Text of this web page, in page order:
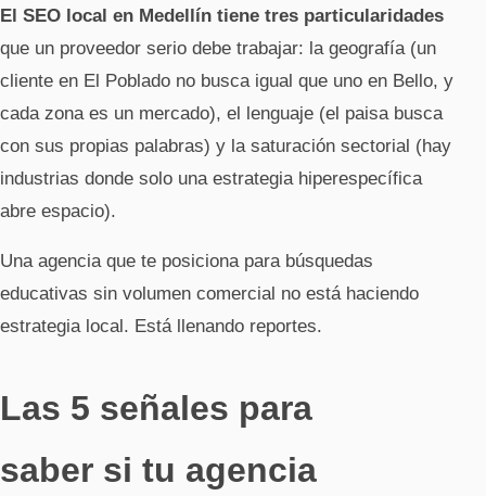
El SEO local en Medellín tiene tres particularidades
que un proveedor serio debe trabajar: la geografía (un
cliente en El Poblado no busca igual que uno en Bello, y
cada zona es un mercado), el lenguaje (el paisa busca
con sus propias palabras) y la saturación sectorial (hay
industrias donde solo una estrategia hiperespecífica
abre espacio).
Una agencia que te posiciona para búsquedas
educativas sin volumen comercial no está haciendo
estrategia local. Está llenando reportes.
Las 5 señales para
saber si tu agencia